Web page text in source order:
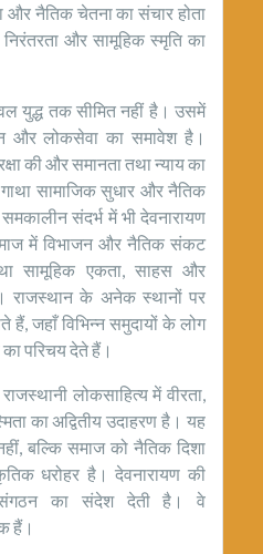
और नैतिक चेतना का संचार होता
और सामूहिक स्मृति का
युद्ध तक सीमित नहीं है। उसमें
और लोकसेवा का समावेश है।
की और समानता तथा न्याय का
सामाजिक सुधार और नैतिक
संदर्भ में भी देवनारायण
में विभाजन और नैतिक संकट
सामूहिक एकता, साहस और
राजस्थान के अनेक स्थानों पर
जहाँ विभिन्न समुदायों के लोग
परिचय देते हैं।
लोकसाहित्य में वीरता,
का अद्वितीय उदाहरण है। यह
बल्कि समाज को नैतिक दिशा
धरोहर है। देवनारायण की
का संदेश देती है। वे
हैं।